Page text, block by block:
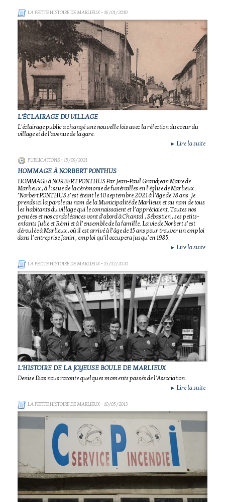
LA PETITE HISTOIRE DE MARLIEUX- 16/01/2010
L'ÉCLAIRAGE DU VILLAGE
L'éclairage public a changé une nouvelle fois avec la réfection du coeur du
village et de l'avenue de la gare.
► Lire la suite
PUBLICATIONS- 15/09/2021
HOMMAGE À NORBERT PONTHUS
HOMMAGE à NORBERT PONTHUS Par Jean-Paul Grandjean Maire de
Marlieux , à l'issue de la cérémonie de funérailles en l'église de Marlieux .
"Norbert PONTHUS s’est éteint le 10 septembre 2021 à l’âge de 78 ans. Je
prends ici la parole au nom de la Municipalité de Marlieux et au nom de tous
les habitants du village qui le connaissaient et l’appréciaient. Toutes nos
pensées et nos condoléances vont d’abord à Chantal , Sébastien , ses petits-
enfants Julie et Rémi et à l’ensemble de la famille. La vie de Norbert s’est
déroulée à Marlieux , où il est arrivé à l’âge de 15 ans pour trouver un emploi
dans l’entreprise Janin , emploi qu’il occupera jusqu’en 1985.
► Lire la suite
LA PETITE HISTOIRE DE MARLIEUX- 15/12/2020
L'HISTOIRE DE LA JOYEUSE BOULE DE MARLIEUX
Denise Dias nous raconte quelques moments passés de l'Association.
► Lire la suite
LA PETITE HISTOIRE DE MARLIEUX- 10/05/2013